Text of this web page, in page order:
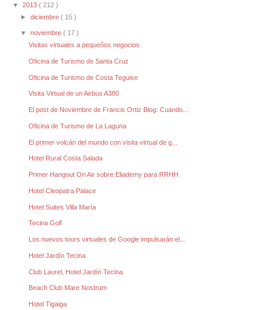
▼ 2013 ( 212 )
►diciembre( 15 )
▼noviembre( 17 )
Visitas virtuales a pequeños negocios.
Oficina de Turismo de Santa Cruz
Oficina de Turismo de Costa Teguise
Visita Virtual de un Airbus A380
El post de Noviembre de Francis Ortiz Blog: Cuando...
Oficina de Turismo de La Laguna
El primer volcán del mundo con visita virtual de g...
Hotel Rural Costa Salada
Primer Hangout On Air sobre Eliademy para RRHH
Hotel Cleopatra Palace
Hotel Suites Villa María
Tecina Golf
Los nuevos tours virtuales de Google impulsarán el...
Hotel Jardín Tecina
Club Laurel, Hotel Jardín Tecina.
Beach Club Mare Nostrum
Hotel Tigaiga